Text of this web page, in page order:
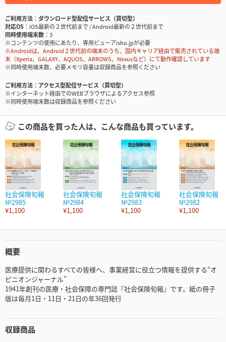
ご利用方法
ダウンロード型配信サービス（買切型）
対応OS
iOS最新の２世代前まで / Android最新の２世代前まで
同時使用端末数
3
※コンテンツの使用にあたり、専用ビューアisho.jpが必要
※Androidは、Android２世代前の端末のうち、国内キャリア経由で販売されている端
末（Xperia、GALAXY、AQUOS、ARROWS、Nexusなど）にて動作確認しています
※同時使用端末数、必要メモリ容量は収録商品を参照ください
ご利用方法
アクセス型配信サービス（買切型）
※インターネット経由でのWEBブラウザによるアクセス参照
※同時使用端末数は収録商品を参照ください
この商品を買った人は、こんな商品も買っています。
社会保険旬報
№2985
¥1,100
社会保険旬報
№2984
¥1,100
社会保険旬報
№2983
¥1,100
社会保険旬報
№2982
¥1,100
概要
医療提供に関わるすべての皆様へ、事業経営に役立つ情報を提供する“オ
ピニオンジャーナル”
1941年創刊の医療・社会保障の専門誌『社会保険旬報』です。紙の冊子
版は毎月1日・11日・21日の年36回発行
収録商品